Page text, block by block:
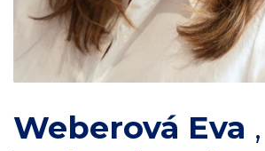
Weberová Eva ,